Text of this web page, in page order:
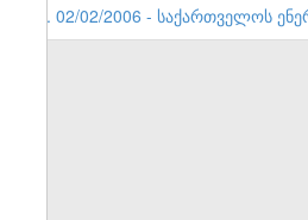
1. 02/02/2006 - საქართველოს